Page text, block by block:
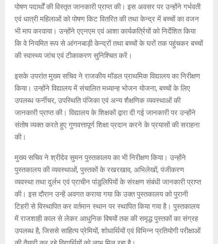
पोषण पदार्थों की विस्तृत जानकारी प्राप्त की। इस अवसर पर उन्होंने गर्भवती
एवं धात्री महिलाओं को पोषण किट वितरित की तथा केन्द्र में बच्चों का वजन
भी माप करवाया। उन्होंने एएनएम एवं आशा कार्यकर्त्रियों को निर्देशित किया
कि वे नियमित रूप से आंगनबाड़ी केन्द्रों तथा बच्चों के घरों तक पहुंचकर बच्चों
की स्वास्थ्य जांच एवं टीकाकरण सुनिश्चित करें।
इसके उपरांत मुख्य सचिव ने राजकीय मॉडल प्राथमिक विद्यालय का निरीक्षण
किया। उन्होंने विद्यालय में संचालित मध्यान्ह भोजन योजना, बच्चों के लिए
उपलब्ध फर्नीचर, उपस्थिति पंजिका एवं अन्य शैक्षणिक व्यवस्थाओं की
जानकारी प्राप्त की। विद्यालय के शिक्षकों द्वारा दी गई जानकारी पर उन्होंने
संतोष व्यक्त करते हुए गुणवत्तापूर्ण शिक्षा प्रदान करने के प्रयासों की सराहना
की।
मुख्य सचिव ने श्रीदेव सुमन पुस्तकालय का भी निरीक्षण किया। उन्होंने
पुस्तकालय की व्यवस्थाओं, पुस्तकों के रखरखाव, अभिलेखों, पंजीकरण
व्यवस्था तथा दुर्लभ एवं प्राचीन पांडुलिपियों के संरक्षण संबंधी जानकारी प्राप्त
की। इस दौरान उन्हें अवगत कराया गया कि उक्त पुस्तकालय को पुरानी
टिहरी से विस्थापित कर वर्तमान स्थान पर स्थापित किया गया है। पुस्तकालय
में राजशाही काल से लेकर आधुनिक विषयों तक की समृद्ध पुस्तकों का संग्रह
उपलब्ध है, जिससे साहित्य प्रेमियों, शोधार्थियों एवं विभिन्न प्रतियोगी परीक्षाओं